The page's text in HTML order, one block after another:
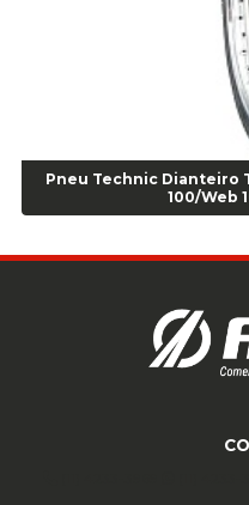
Anel de vedação Jumbo OR-
Anel de vedação Jumbo OR-
Anel p/ montagem de pneu s/
Anel para Montagem do Pneu
Anel para Vedação OR 25 -
Anel para Vedação OR 325 -
Anel para Vedação OR 325
Anel para Vedação OR 329 -
Anel para Vedação OR 335
Anel para Vedação OR 339 -
Anel para Vedação OR 345 -
Pneu Technic Dianteiro
100/Web